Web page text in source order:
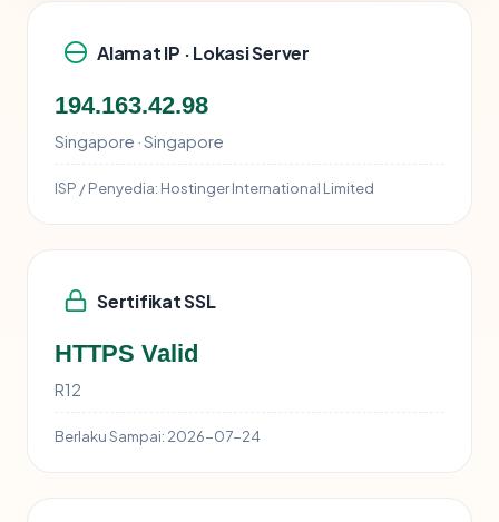
Alamat IP · Lokasi Server
194.163.42.98
Singapore · Singapore
ISP / Penyedia: Hostinger International Limited
Sertifikat SSL
HTTPS Valid
R12
Berlaku Sampai: 2026-07-24